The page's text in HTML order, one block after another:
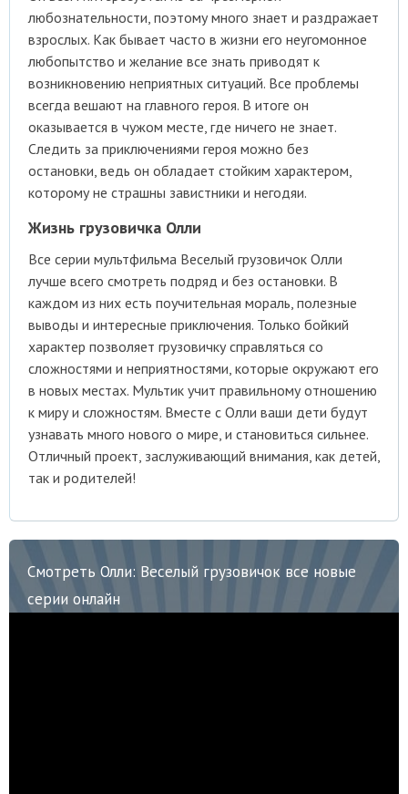
любознательности, поэтому много знает и раздражает
взрослых. Как бывает часто в жизни его неугомонное
любопытство и желание все знать приводят к
возникновению неприятных ситуаций. Все проблемы
всегда вешают на главного героя. В итоге он
оказывается в чужом месте, где ничего не знает.
Следить за приключениями героя можно без
остановки, ведь он обладает стойким характером,
которому не страшны завистники и негодяи.
Жизнь грузовичка Олли
Все серии мультфильма Веселый грузовичок Олли
лучше всего смотреть подряд и без остановки. В
каждом из них есть поучительная мораль, полезные
выводы и интересные приключения. Только бойкий
характер позволяет грузовичку справляться со
сложностями и неприятностями, которые окружают его
в новых местах. Мультик учит правильному отношению
к миру и сложностям. Вместе с Олли ваши дети будут
узнавать много нового о мире, и становиться сильнее.
Отличный проект, заслуживающий внимания, как детей,
так и родителей!
Смотреть Олли: Веселый грузовичок все новые
серии онлайн